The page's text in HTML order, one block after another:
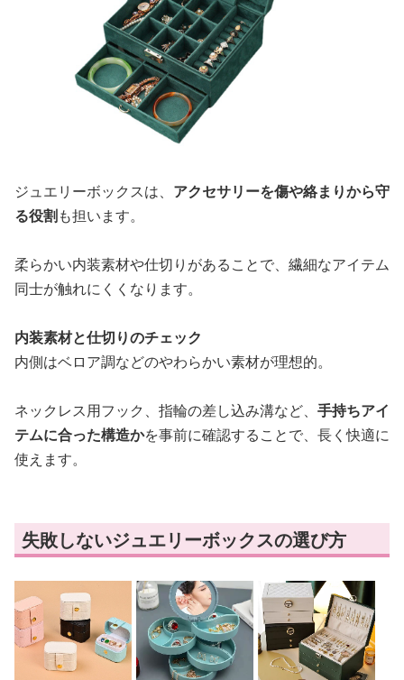
ジュエリーボックスは、 アクセサリーを傷や絡まりから守
る役割も担います。
柔らかい内装素材や仕切りがあることで、繊細なアイテム
同士が触れにくくなります。
内装素材と仕切りのチェック
内側はベロア調などのやわらかい素材が理想的。
ネックレス用フック、指輪の差し込み溝など、 手持ちアイ
テムに合った構造かを事前に確認することで、長く快適に
使えます。
失敗しないジュエリーボックスの選び方